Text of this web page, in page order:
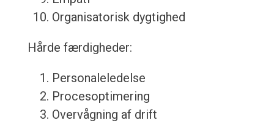
Organisatorisk dygtighed
Hårde færdigheder:
Personaleledelse
Procesoptimering
Overvågning af drift